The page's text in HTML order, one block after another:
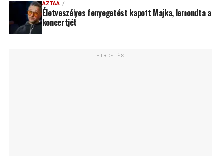
AZTAA
Életveszélyes fenyegetést kapott Majka, lemondta a
koncertjét
HIRDETÉS